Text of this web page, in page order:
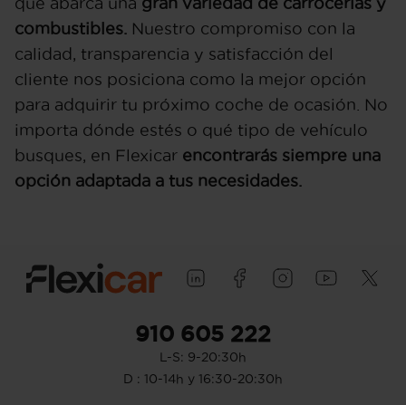
combustibles. Nuestro compromiso con la
calidad, transparencia y satisfacción del
cliente nos posiciona como la mejor opción
para adquirir tu próximo coche de ocasión. No
importa dónde estés o qué tipo de vehículo
busques, en Flexicar encontrarás siempre una
opción adaptada a tus necesidades.
910 605 222
L-S: 9-20:30h
D : 10-14h y 16:30-20:30h